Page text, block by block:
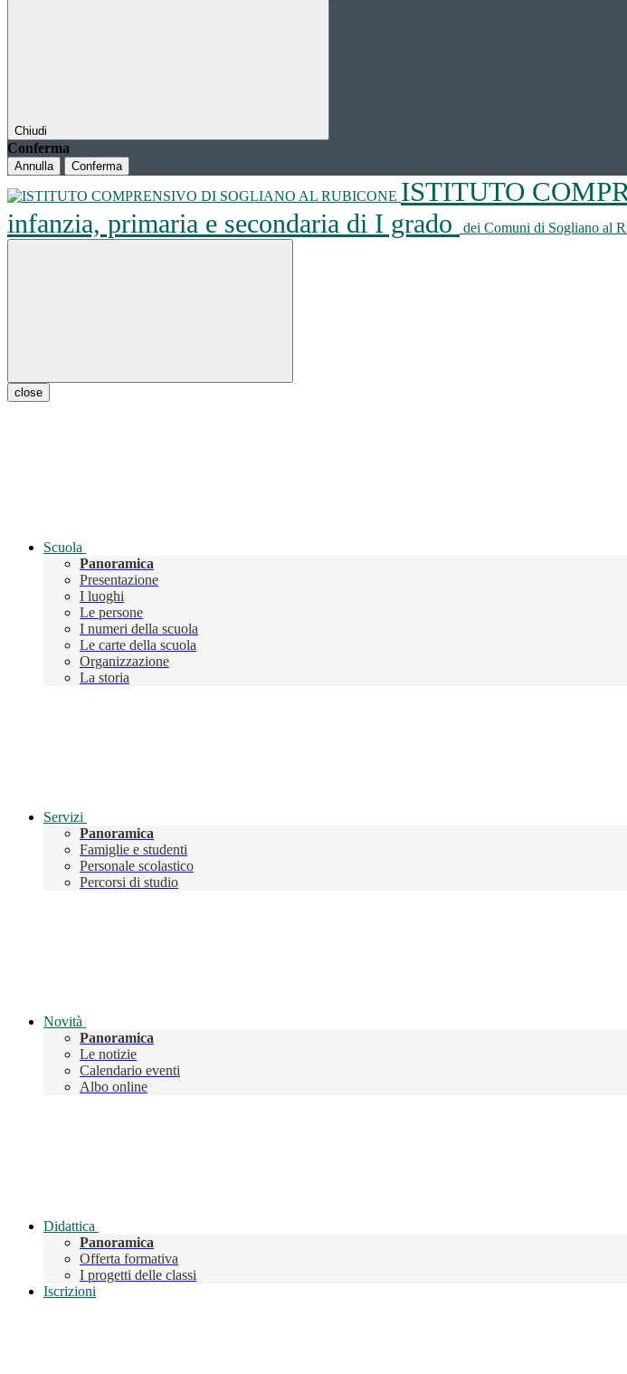
Chiudi
Conferma
Annulla Conferma
ISTITUTO
infanzia, primaria e secondaria di I grado
dei Comuni di Sogliano al
close
Scuola
Panoramica
Presentazione
I luoghi
Le persone
I numeri della scuola
Le carte della scuola
Organizzazione
La storia
Servizi
Panoramica
Famiglie e studenti
Personale scolastico
Percorsi di studio
Novità
Panoramica
Le notizie
Calendario eventi
Albo online
Didattica
Panoramica
Offerta formativa
I progetti delle classi
Iscrizioni